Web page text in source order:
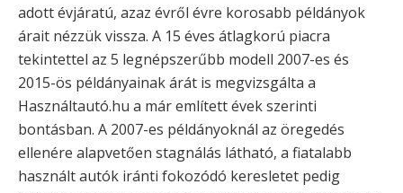
adott évjáratú, azaz évről évre korosabb példányok
árait nézzük vissza. A 15 éves átlagkorú piacra
tekintettel az 5 legnépszerűbb modell 2007-es és
2015-ös példányainak árát is megvizsgálta a
Használtautó.hu a már említett évek szerinti
bontásban. A 2007-es példányoknál az öregedés
ellenére alapvetően stagnálás látható, a fiatalabb
használt autók iránti fokozódó keresletet pedig